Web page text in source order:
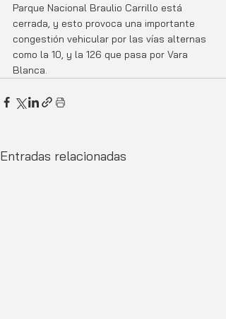
Parque Nacional Braulio Carrillo está
cerrada, y esto provoca una importante
congestión vehicular por las vías alternas
como la 10, y la 126 que pasa por Vara
Blanca.
Entradas relacionadas